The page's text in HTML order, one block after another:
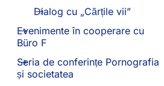
Dialog cu „Cărțile vii”
Evenimente în cooperare cu
Büro F
Seria de conferințe Pornografia
și societatea